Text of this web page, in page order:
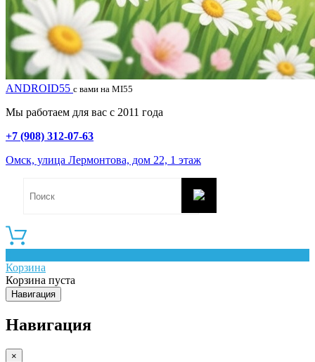
ANDROID55 с вами на MI55
Мы работаем для вас с 2011 года
+7 (908) 312-07-63
Омск, улица Лермонтова, дом 22, 1 этаж
Корзина
Корзина пуста
Навигация
Навигация
×